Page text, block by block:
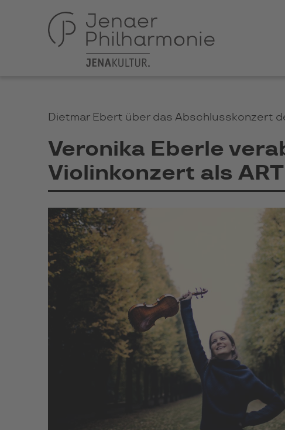
Dietmar Ebert über das Abschlusskonzert
Veronika Eberle
Violinkonzert als